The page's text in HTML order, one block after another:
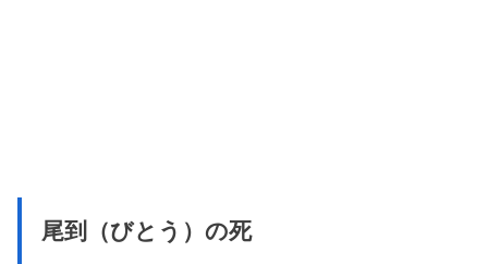
尾到（びとう）の死